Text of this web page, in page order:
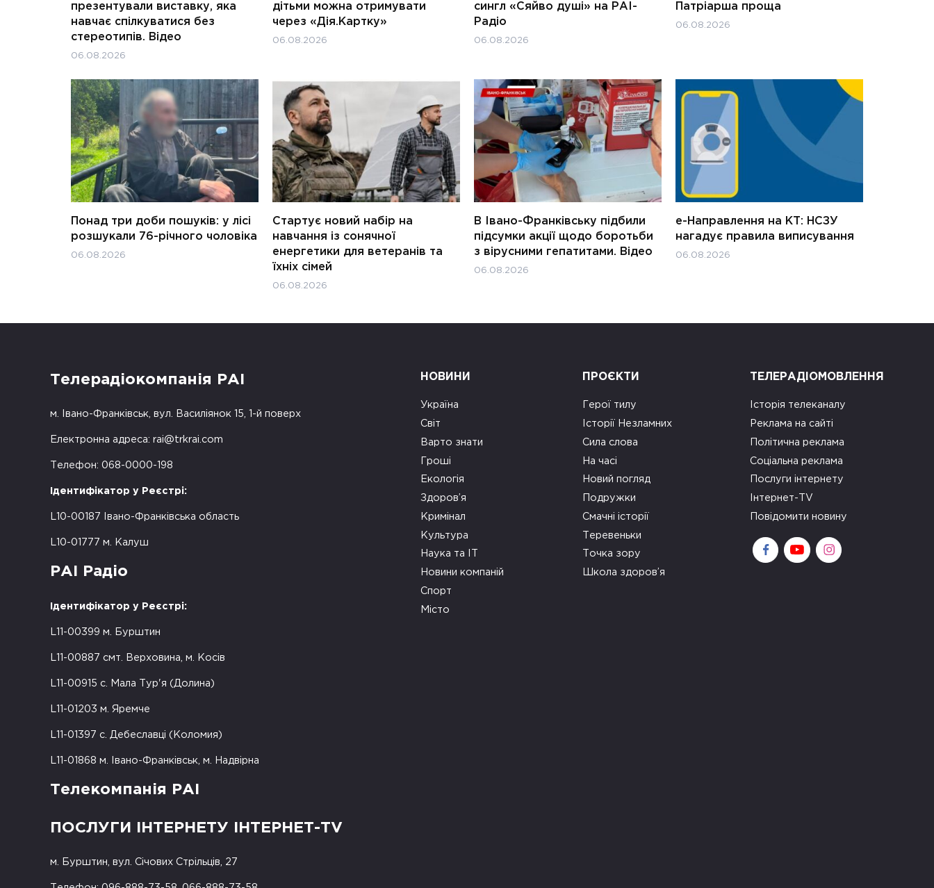
презентували виставку, яка
навчає спілкуватися без
стереотипів. Відео
06.08.2026
дітьми можна отримувати
через «Дія.Картку»
06.08.2026
сингл «Сяйво душі» на РАІ-
Радіо
06.08.2026
Патріарша проща
06.08.2026
Понад три доби пошуків: у лісі
розшукали 76-річного чоловіка
06.08.2026
Стартує новий набір на
навчання із сонячної
енергетики для ветеранів та
їхніх сімей
06.08.2026
В Івано-Франківську підбили
підсумки акції щодо боротьби
з вірусними гепатитами. Відео
06.08.2026
е-Направлення на КТ: НСЗУ
нагадує правила виписування
06.08.2026
Телерадіокомпанія РАІ
м. Івано-Франківськ, вул. Василіянок 15, 1-й поверх
Електронна адреса: rai@trkrai.com
Телефон: 068-0000-198
Ідентифікатор у Реєстрі:
L10-00187 Івано-Франківська область
L10-01777 м. Калуш
РАІ Радіо
Ідентифікатор у Реєстрі:
L11-00399 м. Бурштин
L11-00887 смт. Верховина, м. Косів
L11-00915 с. Мала Тур'я (Долина)
L11-01203 м. Яремче
L11-01397 с. Дебеславці (Коломия)
L11-01868 м. Івано-Франківськ, м. Надвірна
Телекомпанія РАІ
ПОСЛУГИ ІНТЕРНЕТУ ІНТЕРНЕТ-TV
м. Бурштин, вул. Січових Стрільців, 27
НОВИНИ
Україна
Світ
Варто знати
Гроші
Екологія
Здоров’я
Кримінал
Культура
Наука та ІТ
Новини компаній
Спорт
Місто
ПРОЄКТИ
Герої тилу
Історії Незламних
Сила слова
На часі
Новий погляд
Подружки
Смачні історії
Теревеньки
Точка зору
Школа здоров’я
ТЕЛЕРАДІОМОВЛЕННЯ
Історія телеканалу
Реклама на сайті
Політична реклама
Соціальна реклама
Послуги інтернету
Інтернет-TV
Повідомити новину